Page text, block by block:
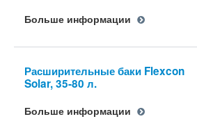
Больше информации
Расширительные баки Flexcon
Solar, 35-80 л.
Больше информации